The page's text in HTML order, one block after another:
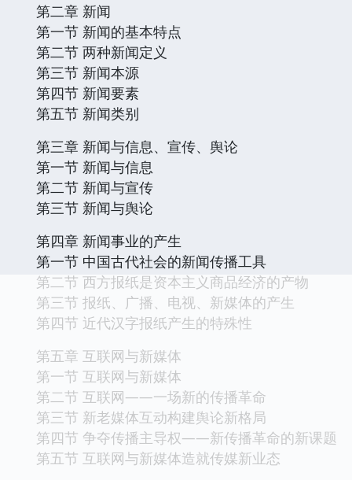
第二章 新闻
第一节 新闻的基本特点
第二节 两种新闻定义
第三节 新闻本源
第四节 新闻要素
第五节 新闻类别
第三章 新闻与信息、宣传、舆论
第一节 新闻与信息
第二节 新闻与宣传
第三节 新闻与舆论
第四章 新闻事业的产生
第一节 中国古代社会的新闻传播工具
第二节 西方报纸是资本主义商品经济的产物
第三节 报纸、广播、电视、新媒体的产生
第四节 近代汉字报纸产生的特殊性
第五章 互联网与新媒体
第一节 互联网与新媒体
第二节 互联网——一场新的传播革命
第三节 新老媒体互动构建舆论新格局
第四节 争夺传播主导权——新传播革命的新课题
第五节 互联网与新媒体造就传媒新业态